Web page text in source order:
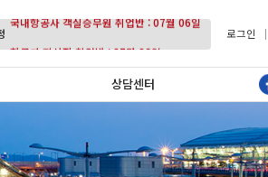
항공과 지상직 취업반 : 07월 06일 로그인
상담센터